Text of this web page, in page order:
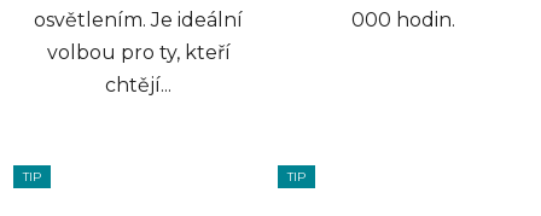
osvětlením. Je ideální
volbou pro ty, kteří
chtějí...
000 hodin.
TIP TIP